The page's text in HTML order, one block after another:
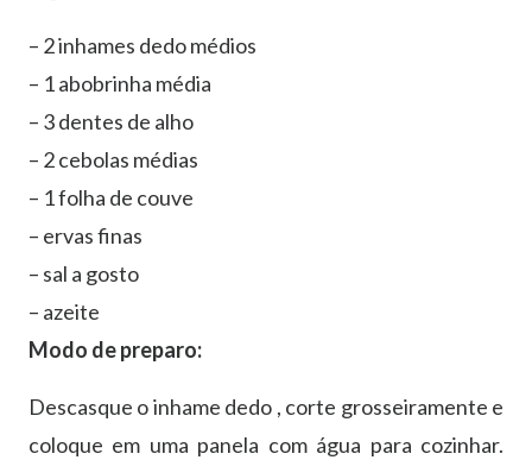
– 2 inhames dedo médios
– 1 abobrinha média
– 3 dentes de alho
– 2 cebolas médias
– 1 folha de couve
– ervas finas
– sal a gosto
– azeite
Modo de preparo:
Descasque o inhame dedo , corte grosseiramente e
coloque em uma panela com água para cozinhar.